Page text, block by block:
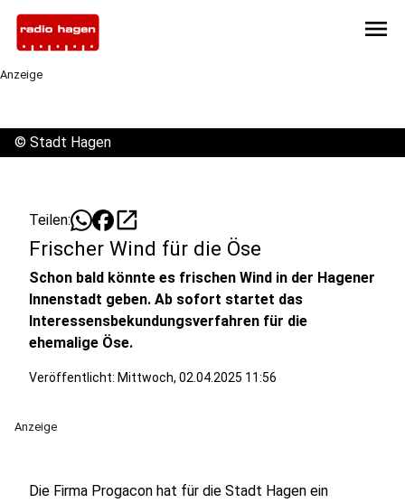
menu
Anzeige
© Stadt Hagen
Teilen: open_in_new
Frischer Wind für die Öse
Schon bald könnte es frischen Wind in der Hagener
Innenstadt geben. Ab sofort startet das
Interessensbekundungsverfahren für die
ehemalige Öse.
Veröffentlicht: Mittwoch, 02.04.2025 11:56
Anzeige
Die Firma Progacon hat für die Stadt Hagen ein